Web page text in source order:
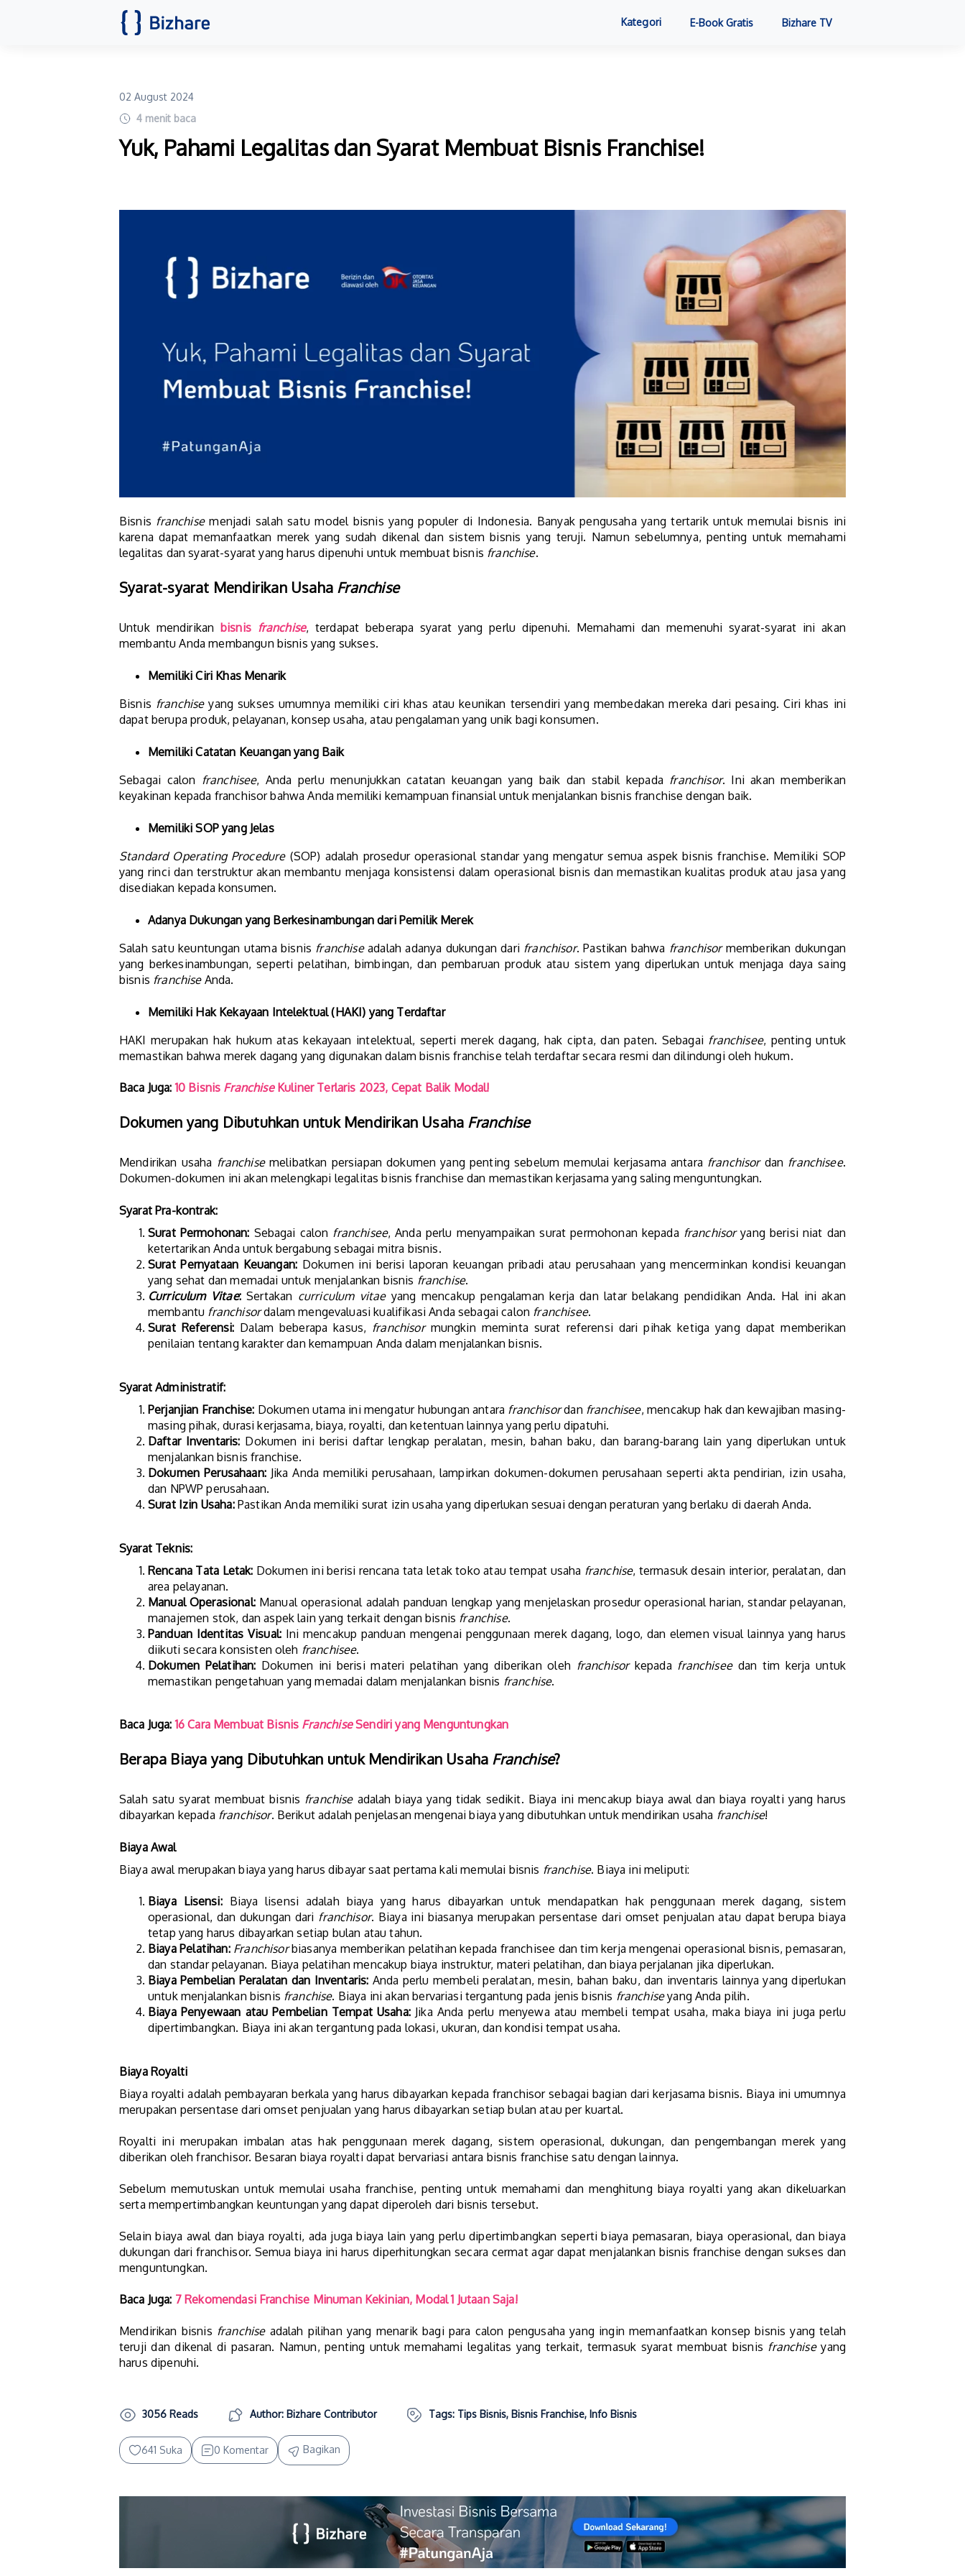
Kategori E-Book Gratis Bizhare TV
02 August 2024
4 menit baca
Yuk, Pahami Legalitas dan Syarat Membuat Bisnis Franchise!
Bisnis franchisemenjadi salah satu model bisnis yang populer di Indonesia. Banyak pengusaha yang tertarik untuk memulai bisnis ini
karena dapat memanfaatkan merek yang sudah dikenal dan sistem bisnis yang teruji. Namun sebelumnya, penting untuk memahami
legalitas dan syarat-syarat yang harus dipenuhi untuk membuat bisnis franchise.
Syarat-syarat Mendirikan Usaha Franchise
Untuk mendirikan bisnis franchise, terdapat beberapa syarat yang perlu dipenuhi. Memahami dan memenuhi syarat-syarat ini akan
membantu Anda membangun bisnis yang sukses.
Memiliki Ciri Khas Menarik
Bisnis franchiseyang sukses umumnya memiliki ciri khas atau keunikan tersendiri yang membedakan mereka dari pesaing. Ciri khas ini
dapat berupa produk, pelayanan, konsep usaha, atau pengalaman yang unik bagi konsumen.
Memiliki Catatan Keuangan yang Baik
Sebagai calon franchisee, Anda perlu menunjukkan catatan keuangan yang baik dan stabil kepada franchisor. Ini akan memberikan
keyakinan kepada franchisor bahwa Anda memiliki kemampuan finansial untuk menjalankan bisnis franchise dengan baik.
Memiliki SOP yang Jelas
Standard Operating Procedure(SOP) adalah prosedur operasional standar yang mengatur semua aspek bisnis franchise. Memiliki SOP
yang rinci dan terstruktur akan membantu menjaga konsistensi dalam operasional bisnis dan memastikan kualitas produk atau jasa yang
disediakan kepada konsumen.
Adanya Dukungan yang Berkesinambungan dari Pemilik Merek
Salah satu keuntungan utama bisnis franchiseadalah adanya dukungan dari franchisor. Pastikan bahwa franchisormemberikan dukungan
yang berkesinambungan, seperti pelatihan, bimbingan, dan pembaruan produk atau sistem yang diperlukan untuk menjaga daya saing
bisnis franchiseAnda.
Memiliki Hak Kekayaan Intelektual (HAKI) yang Terdaftar
HAKI merupakan hak hukum atas kekayaan intelektual, seperti merek dagang, hak cipta, dan paten. Sebagai franchisee, penting untuk
memastikan bahwa merek dagang yang digunakan dalam bisnis franchise telah terdaftar secara resmi dan dilindungi oleh hukum.
Baca Juga:10 Bisnis FranchiseKuliner Terlaris 2023, Cepat Balik Modal!
Dokumen yang Dibutuhkan untuk Mendirikan Usaha Franchise
Mendirikan usaha franchisemelibatkan persiapan dokumen yang penting sebelum memulai kerjasama antara franchisordan franchisee.
Dokumen-dokumen ini akan melengkapi legalitas bisnis franchise dan memastikan kerjasama yang saling menguntungkan.
Syarat Pra-kontrak:
Surat Permohonan: Sebagai calon franchisee, Anda perlu menyampaikan surat permohonan kepada franchisoryang berisi niat dan
ketertarikan Anda untuk bergabung sebagai mitra bisnis.
Surat Pernyataan Keuangan: Dokumen ini berisi laporan keuangan pribadi atau perusahaan yang mencerminkan kondisi keuangan
yang sehat dan memadai untuk menjalankan bisnis franchise.
Curriculum Vitae:Sertakan curriculum vitaeyang mencakup pengalaman kerja dan latar belakang pendidikan Anda. Hal ini akan
membantu franchisordalam mengevaluasi kualifikasi Anda sebagai calon franchisee.
Surat Referensi: Dalam beberapa kasus, franchisormungkin meminta surat referensi dari pihak ketiga yang dapat memberikan
penilaian tentang karakter dan kemampuan Anda dalam menjalankan bisnis.
Syarat Administratif:
Perjanjian Franchise: Dokumen utama ini mengatur hubungan antara franchisordan franchisee, mencakup hak dan kewajiban masing-
masing pihak, durasi kerjasama, biaya, royalti, dan ketentuan lainnya yang perlu dipatuhi.
Daftar Inventaris: Dokumen ini berisi daftar lengkap peralatan, mesin, bahan baku, dan barang-barang lain yang diperlukan untuk
menjalankan bisnis franchise.
Dokumen Perusahaan:Jika Anda memiliki perusahaan, lampirkan dokumen-dokumen perusahaan seperti akta pendirian, izin usaha,
dan NPWP perusahaan.
Surat Izin Usaha:Pastikan Anda memiliki surat izin usaha yang diperlukan sesuai dengan peraturan yang berlaku di daerah Anda.
Syarat Teknis:
Rencana Tata Letak: Dokumen ini berisi rencana tata letak toko atau tempat usaha franchise, termasuk desain interior, peralatan, dan
area pelayanan.
Manual Operasional:Manual operasional adalah panduan lengkap yang menjelaskan prosedur operasional harian, standar pelayanan,
manajemen stok, dan aspek lain yang terkait dengan bisnis franchise.
Panduan Identitas Visual: Ini mencakup panduan mengenai penggunaan merek dagang, logo, dan elemen visual lainnya yang harus
diikuti secara konsisten oleh franchisee.
Dokumen Pelatihan: Dokumen ini berisi materi pelatihan yang diberikan oleh franchisorkepada franchiseedan tim kerja untuk
memastikan pengetahuan yang memadai dalam menjalankan bisnis franchise.
Baca Juga:16 Cara Membuat Bisnis FranchiseSendiri yang Menguntungkan
Berapa Biaya yang Dibutuhkan untuk Mendirikan Usaha Franchise?
Salah satu syarat membuat bisnis franchiseadalah biaya yang tidak sedikit. Biaya ini mencakup biaya awal dan biaya royalti yang harus
dibayarkan kepada franchisor. Berikut adalah penjelasan mengenai biaya yang dibutuhkan untuk mendirikan usaha franchise!
Biaya Awal
Biaya awal merupakan biaya yang harus dibayar saat pertama kali memulai bisnis franchise. Biaya ini meliputi:
Biaya Lisensi:Biaya lisensi adalah biaya yang harus dibayarkan untuk mendapatkan hak penggunaan merek dagang, sistem
operasional, dan dukungan dari franchisor. Biaya ini biasanya merupakan persentase dari omset penjualan atau dapat berupa biaya
tetap yang harus dibayarkan setiap bulan atau tahun.
Biaya Pelatihan: Franchisorbiasanya memberikan pelatihan kepada franchisee dan tim kerja mengenai operasional bisnis, pemasaran,
dan standar pelayanan. Biaya pelatihan mencakup biaya instruktur, materi pelatihan, dan biaya perjalanan jika diperlukan.
Biaya Pembelian Peralatan dan Inventaris: Anda perlu membeli peralatan, mesin, bahan baku, dan inventaris lainnya yang diperlukan
untuk menjalankan bisnis franchise. Biaya ini akan bervariasi tergantung pada jenis bisnis franchiseyang Anda pilih.
Biaya Penyewaan atau Pembelian Tempat Usaha:Jika Anda perlu menyewa atau membeli tempat usaha, maka biaya ini juga perlu
dipertimbangkan. Biaya ini akan tergantung pada lokasi, ukuran, dan kondisi tempat usaha.
Biaya Royalti
Biaya royalti adalah pembayaran berkala yang harus dibayarkan kepada franchisor sebagai bagian dari kerjasama bisnis. Biaya ini umumnya
merupakan persentase dari omset penjualan yang harus dibayarkan setiap bulan atau per kuartal.
Royalti ini merupakan imbalan atas hak penggunaan merek dagang, sistem operasional, dukungan, dan pengembangan merek yang
diberikan oleh franchisor. Besaran biaya royalti dapat bervariasi antara bisnis franchise satu dengan lainnya.
Sebelum memutuskan untuk memulai usaha franchise, penting untuk memahami dan menghitung biaya royalti yang akan dikeluarkan
serta mempertimbangkan keuntungan yang dapat diperoleh dari bisnis tersebut.
Selain biaya awal dan biaya royalti, ada juga biaya lain yang perlu dipertimbangkan seperti biaya pemasaran, biaya operasional, dan biaya
dukungan dari franchisor. Semua biaya ini harus diperhitungkan secara cermat agar dapat menjalankan bisnis franchise dengan sukses dan
menguntungkan.
Baca Juga: 7 Rekomendasi Franchise Minuman Kekinian, Modal 1 Jutaan Saja!
Mendirikan bisnis franchiseadalah pilihan yang menarik bagi para calon pengusaha yang ingin memanfaatkan konsep bisnis yang telah
teruji dan dikenal di pasaran. Namun, penting untuk memahami legalitas yang terkait, termasuk syarat membuat bisnis franchiseyang
harus dipenuhi.
3056 Reads Author: Bizhare Contributor Tags: Tips Bisnis, Bisnis Franchise, Info Bisnis
641 Suka 0 Komentar Bagikan